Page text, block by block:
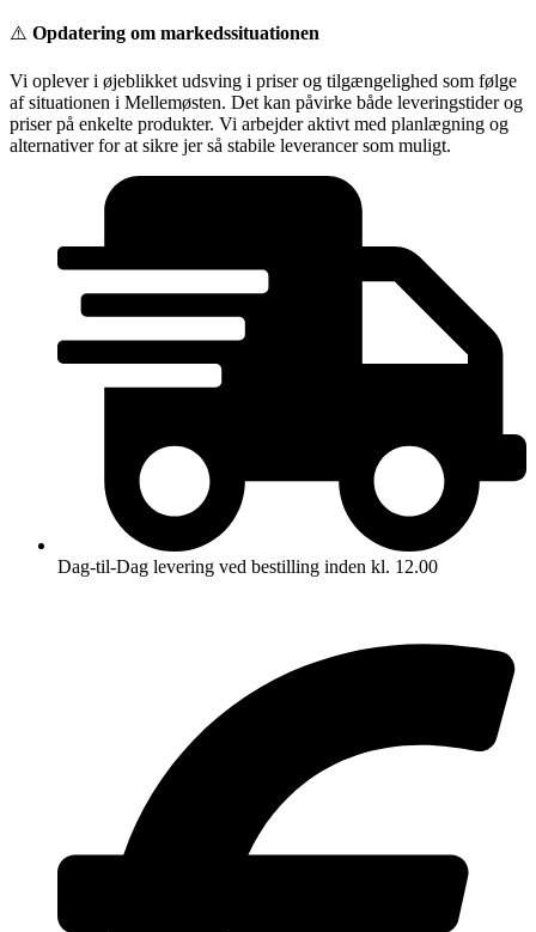
Videre
indhold
⚠️ Opdatering om markedssituationen
Vi oplever i øjeblikket udsving i priser og tilgængelighed som følge
af situationen i Mellemøsten. Det kan påvirke både leveringstider og
priser på enkelte produkter. Vi arbejder aktivt med planlægning og
alternativer for at sikre jer så stabile leverancer som muligt.
Dag-til-Dag levering ved bestilling inden kl. 12.00